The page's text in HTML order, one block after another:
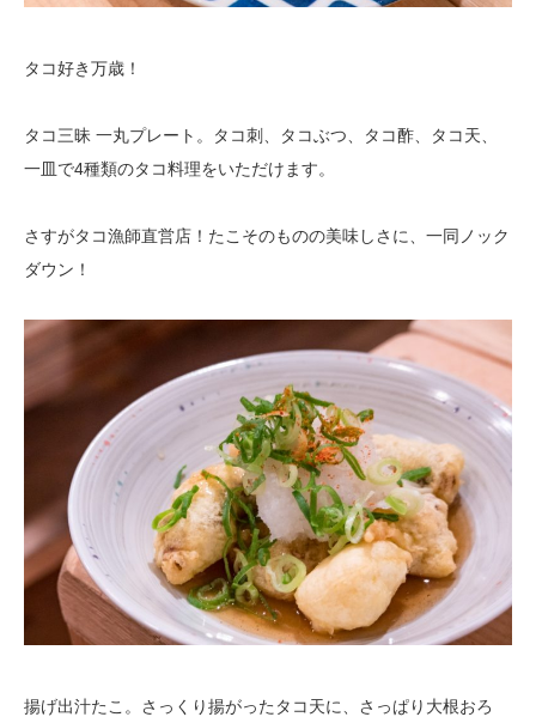
タコ好き万歳！
タコ三昧 一丸プレート。タコ刺、タコぶつ、タコ酢、タコ天、
一皿で4種類のタコ料理をいただけます。
さすがタコ漁師直営店！たこそのものの美味しさに、一同ノック
ダウン！
揚げ出汁たこ。さっくり揚がったタコ天に、さっぱり大根おろ